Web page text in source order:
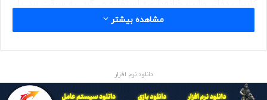
استفاده از این کلید، خرابکاران توانستند با دورزدن سیستم
امنیتی، به کامپیوترهای کاربران و «برخی اسناد غیرمحرمانه»،
دسترسی پیدا کنند.
وزارت خزانه‌داری آمریکا می‌گوید که پس از حمله، با آژانس امنیت
سایبری و زیرساخت (CISA) و FBI همکاری کرده است. این حمله
مشاهده بیشتر
دانلود نرم افزار